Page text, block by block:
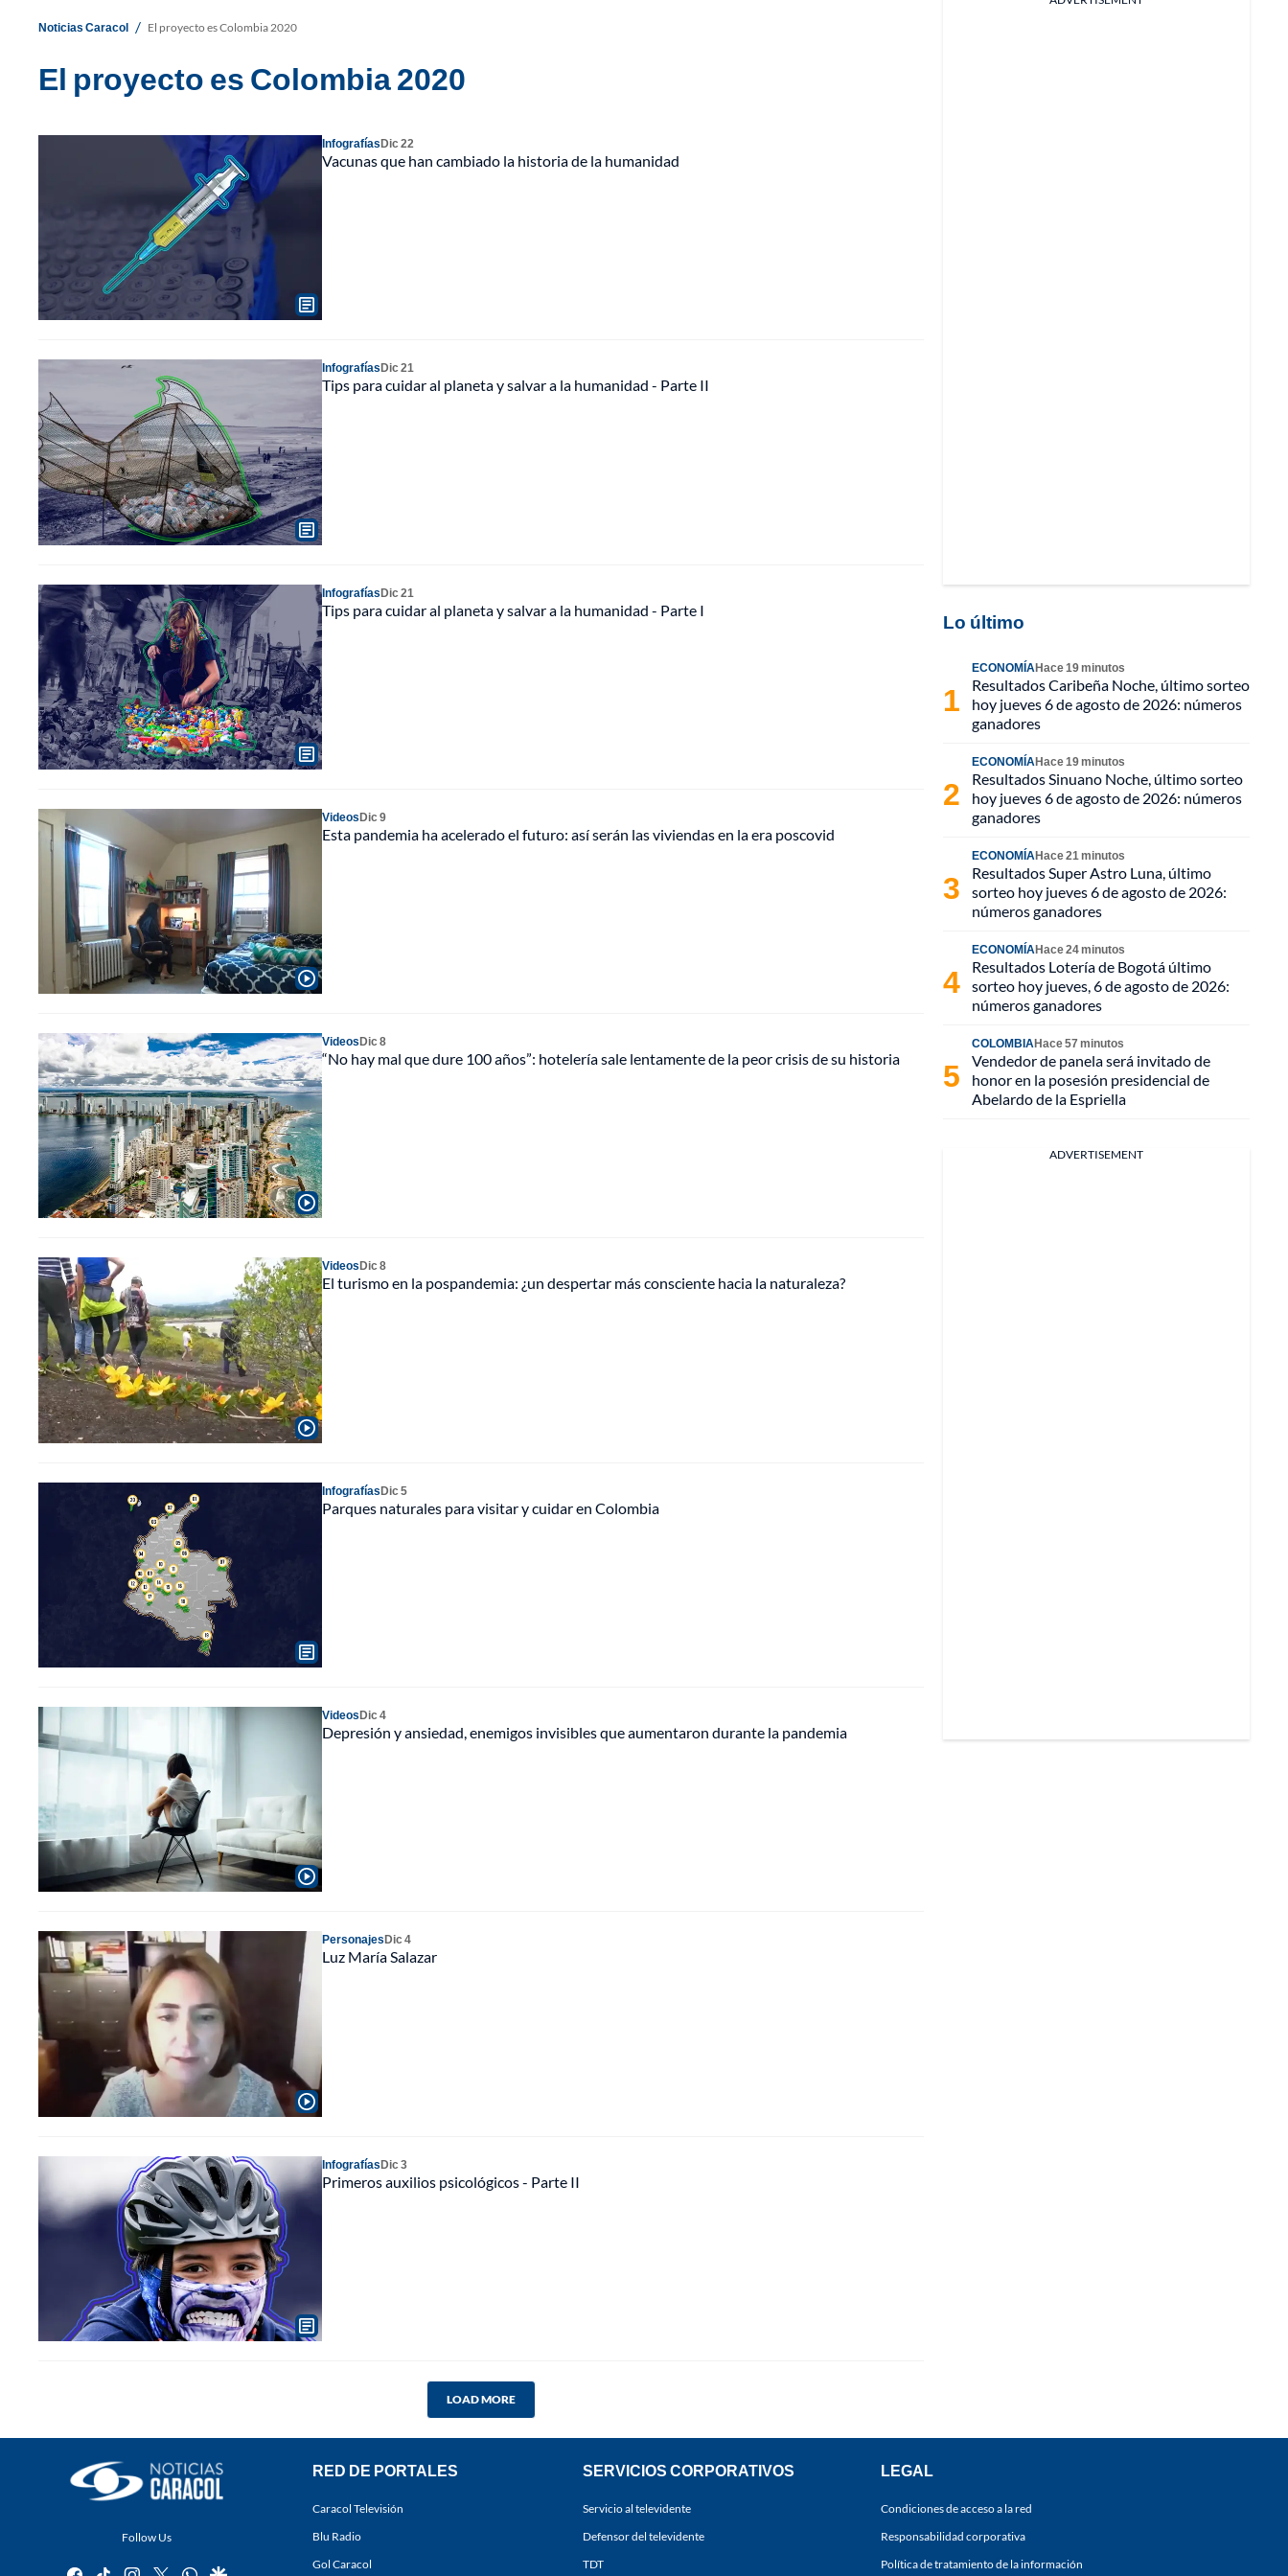
Noticias Caracol / El proyecto es Colombia 2020
El proyecto es Colombia 2020
InfografíasDic 22
Vacunas que han cambiado la historia de la humanidad
InfografíasDic 21
Tips para cuidar al planeta y salvar a la humanidad - Parte II
InfografíasDic 21
Tips para cuidar al planeta y salvar a la humanidad - Parte I
VideosDic 9
Esta pandemia ha acelerado el futuro: así serán las viviendas en la era poscovid
VideosDic 8
“No hay mal que dure 100 años”: hotelería sale lentamente de la peor crisis de su historia
VideosDic 8
El turismo en la pospandemia: ¿un despertar más consciente hacia la naturaleza?
InfografíasDic 5
Parques naturales para visitar y cuidar en Colombia
VideosDic 4
Depresión y ansiedad, enemigos invisibles que aumentaron durante la pandemia
PersonajesDic 4
Luz María Salazar
InfografíasDic 3
Primeros auxilios psicológicos - Parte II
LOAD MORE
Lo último
ECONOMÍAHace 19 minutos
Resultados Caribeña Noche, último sorteo
hoy jueves 6 de agosto de 2026: números
ganadores
ECONOMÍAHace 19 minutos
Resultados Sinuano Noche, último sorteo
hoy jueves 6 de agosto de 2026: números
ganadores
ECONOMÍAHace 21 minutos
Resultados Super Astro Luna, último
sorteo hoy jueves 6 de agosto de 2026:
números ganadores
ECONOMÍAHace 24 minutos
Resultados Lotería de Bogotá último
sorteo hoy jueves, 6 de agosto de 2026:
números ganadores
COLOMBIAHace 57 minutos
Vendedor de panela será invitado de
honor en la posesión presidencial de
Abelardo de la Espriella
ADVERTISEMENT
Follow Us
facebook
tiktok instagram
twitterwhatsapp
google
RED DE PORTALES
Caracol Televisión
Blu Radio
Gol Caracol
SERVICIOS CORPORATIVOS
Servicio al televidente
Defensor del televidente
TDT
LEGAL
Condiciones de acceso a la red
Responsabilidad corporativa
Política de tratamiento de la información